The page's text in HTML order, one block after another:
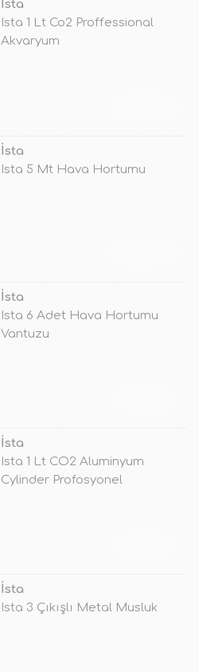
İsta
Ista 1 Lt Co2 Proffessional
Akvaryum
İsta
Ista 5 Mt Hava Hortumu
İsta
Ista 6 Adet Hava Hortumu
Vantuzu
İsta
Ista 1 Lt CO2 Aluminyum
Cylinder Profosyonel
İsta
Ista 3 Çıkışlı Metal Musluk